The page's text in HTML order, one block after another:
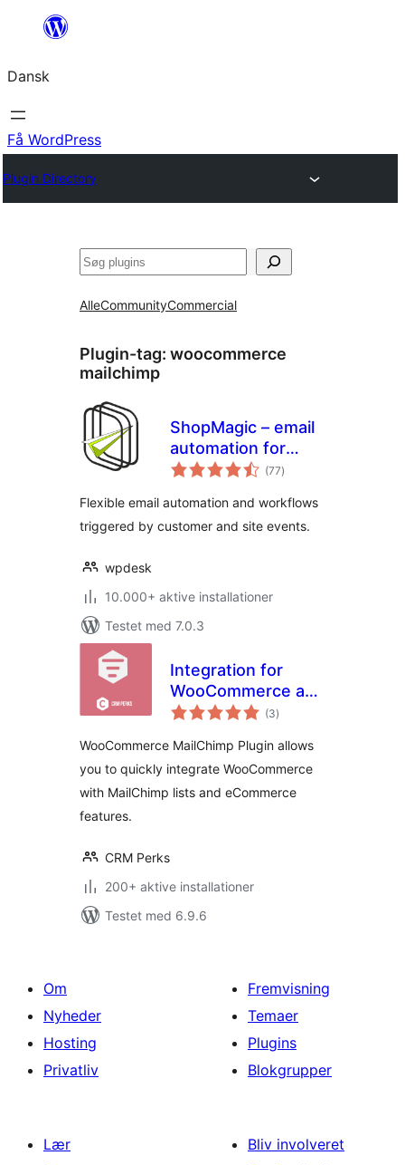
Spring
indhold
Dansk
Få WordPress
Plugin Directory
Søg
AlleCommunityCommercial
Plugin-tag: woocommerce
mailchimp
ShopMagic – email
automation for
WordPress
(77totale
bedømmelser
)
Flexible email automation and workflows
triggered by customer and site events.
wpdesk
10.000+ aktive installationer
Testet med 7.0.3
Integration for
WooCommerce and
MailChimp
(3totale
bedømmelser
)
WooCommerce MailChimp Plugin allows
you to quickly integrate WooCommerce
with MailChimp lists and eCommerce
features.
CRM Perks
200+ aktive installationer
Testet med 6.9.6
Om
Nyheder
Hosting
Privatliv
Fremvisning
Temaer
Plugins
Blokgrupper
Lær
Bliv involveret